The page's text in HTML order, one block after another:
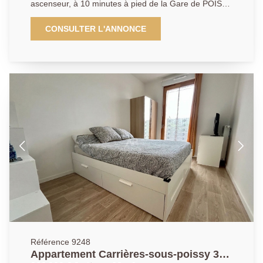
ascenseur, à 10 minutes à pied de la Gare de POISSY
et du centre ville, l'AGENCE PRINCIPALE vous
propose ce bel appartement 3 pièces de 59.60m2
avec une entrée, un séjour lumineux donnant accès à
bien dispose d'une place de parking au sous-sol.
AGENCE PRINCIPALE: 01.30.06.69.69 (collaborateur
CONSULTER L'ANNONCE
Référence 9248
Appartement Carrières-sous-poissy 3